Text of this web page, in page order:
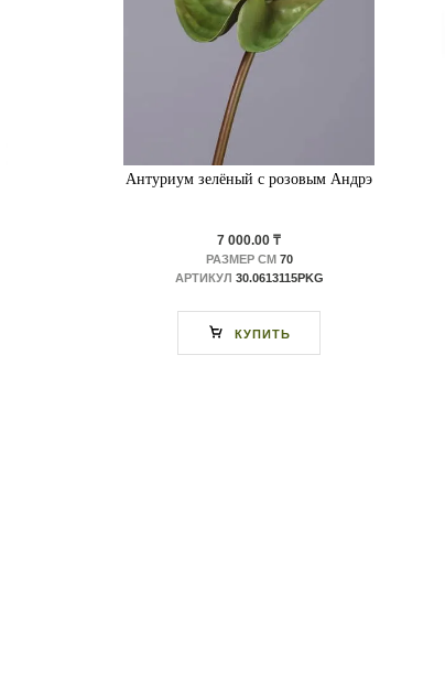
Антуриум зелёный с розовым Андрэ
7 000.00 ₸
РАЗМЕР СМ70
АРТИКУЛ 30.0613115PKG
КУПИТЬ